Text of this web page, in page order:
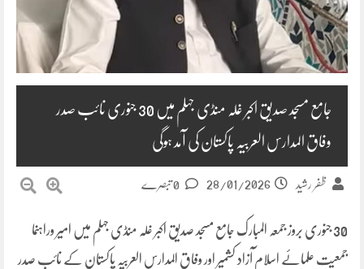
جامع مسجد صدیق اکبر غلہ منڈی جہلم میں 30 جنوری نائب صدر
وفاق المدارس العربیہ پاکستان کی آمد ہوگی
ظفر رشید 28/01/2026
30 جنوری بروز جمعہ المبارک جامع مسجد صدیق اکبر غلہ منڈی جہلم میں امیر وراہنما
جمعیت علمائے اسلام آزاد کشمیر اور وفاق المدارس العربیہ پاکستان کے نائب صدر